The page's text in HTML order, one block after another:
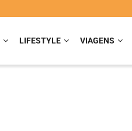
LIFESTYLE VIAGENS